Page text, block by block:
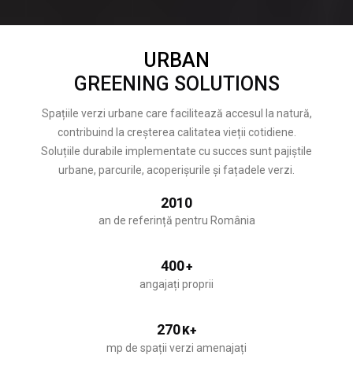
URBAN
GREENING SOLUTIONS
Spațiile verzi urbane care facilitează accesul la natură,
contribuind la creșterea calitatea vieții cotidiene.
Soluțiile durabile implementate cu succes sunt pajiștile
urbane, parcurile, acoperișurile și fațadele verzi.
2010
an de referință pentru România
400+
angajați proprii
270K+
mp de spații verzi amenajați